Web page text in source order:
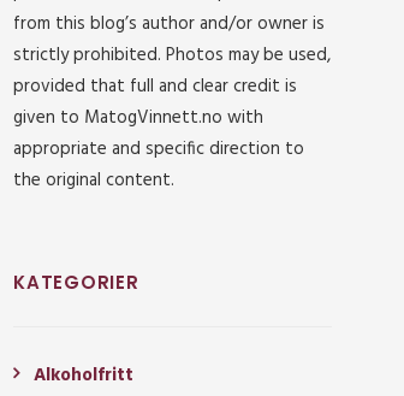
from this blog’s author and/or owner is
strictly prohibited. Photos may be used,
provided that full and clear credit is
given to MatogVinnett.no with
appropriate and specific direction to
the original content.
KATEGORIER
Alkoholfritt